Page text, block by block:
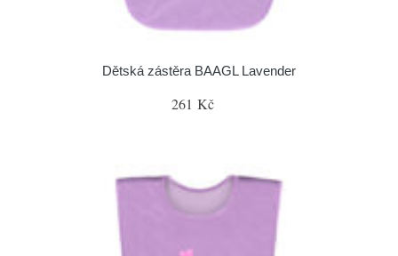
Dětská zástěra BAAGL Lavender
261 Kč